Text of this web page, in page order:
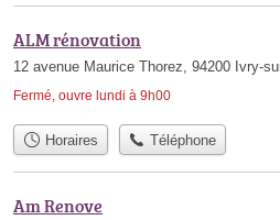
ALM rénovation
12 avenue Maurice Thorez, 94200 Ivry-
Fermé, ouvre lundi à 9h00
Horaires Téléphone
Am Renove